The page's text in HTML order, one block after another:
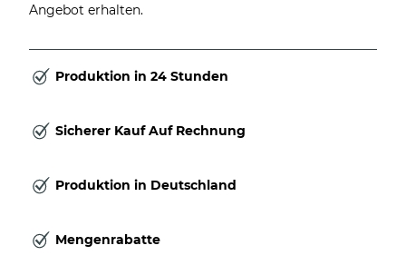
Angebot erhalten.
Produktion in 24 Stunden
Sicherer Kauf Auf Rechnung
Produktion in Deutschland
Mengenrabatte